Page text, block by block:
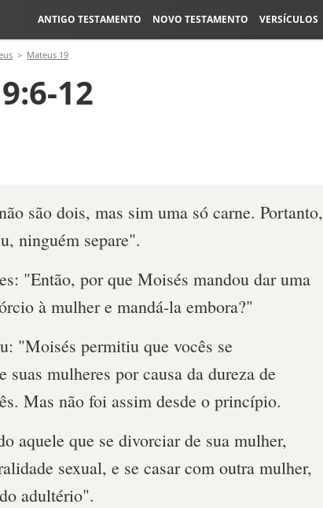
ANTIGO TESTAMENTO NOVO TESTAMENTO VERSÍCULOS
Mateus 19
12
são dois, mas sim uma só carne. Portanto,
ninguém separe".
"Então, por que Moisés mandou dar uma
à mulher e mandá-la embora?"
"Moisés permitiu que vocês se
suas mulheres por causa da dureza de
Mas não foi assim desde o princípio.
aquele que se divorciar de sua mulher,
sexual, e se casar com outra mulher,
adultério".